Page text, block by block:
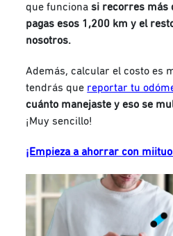
que funcionasi recorres más
pagas esos 1,200 km y el
nosotros.
Además, calcular el costo es
tendrás que reportar tu
cuánto manejaste y eso se
¡Muy sencillo!
¡Empieza a ahorrar con